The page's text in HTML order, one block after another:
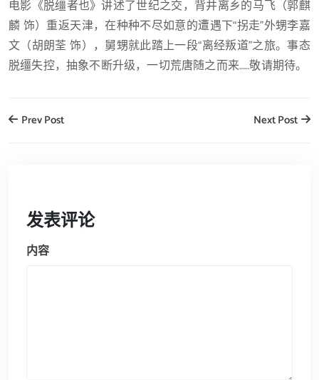
电影《脱缰者也》讲述了世纪之交，背井离乡的马飞（郭麒
麟 饰）重返天津，在种种不尽如意的遭遇下“拐走”外甥李嘉
文（胡朗荃 饰），舅甥就此踏上一段“离经叛道”之旅。事态
脱缰失控，抽象不断升级，一切荒唐随之而来……敬请期待。
Prev Post Next Post
发表评论
内容